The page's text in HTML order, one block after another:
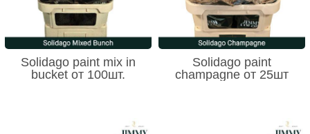
Solidago paint mix in
bucket от 100шт.
Solidago paint
champagne от 25шт